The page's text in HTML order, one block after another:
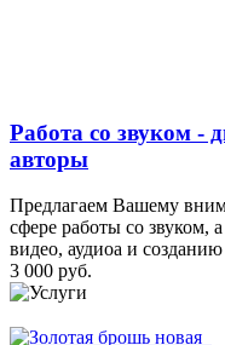
Работа со звуком -
авторы
Предлагаем Вашему
сфере работы со звуком,
видео, аудиоа и
3 000 руб.